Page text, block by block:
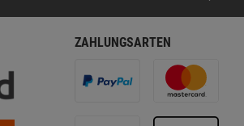
ZAHLUNGSARTEN